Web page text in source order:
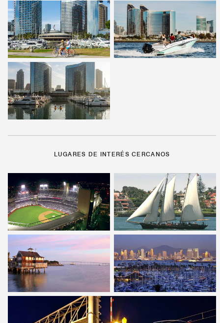
LUGARES DE INTERÉS CERCANOS